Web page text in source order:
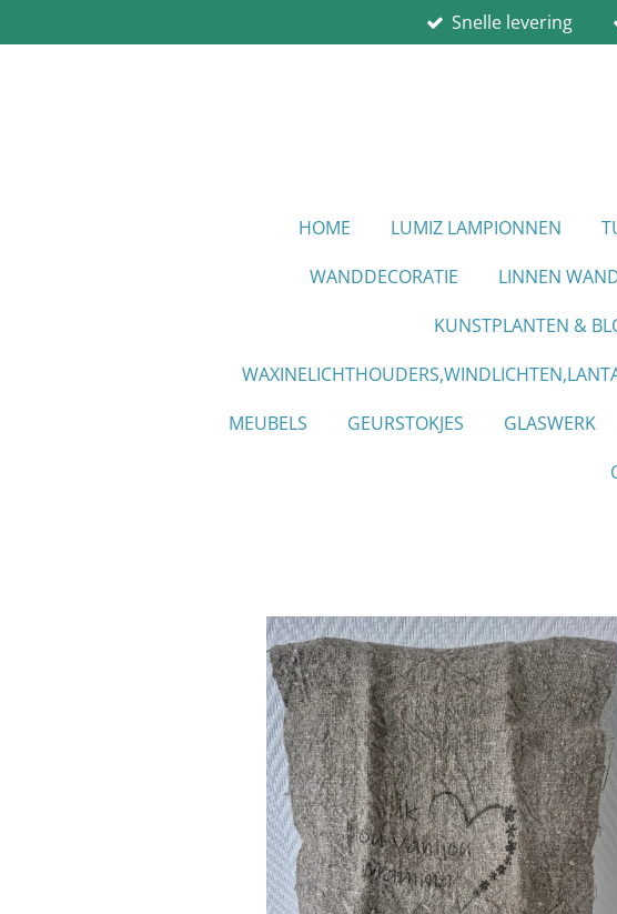
direct
Snelle levering
HOME LUMIZ LAMPIONNEN
WANDDECORATIE
LINNEN
KUNSTPLANTEN &
MEUBELS
GEURSTOKJES GLASWERK